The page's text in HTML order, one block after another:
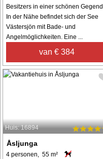
Besitzers in einer schönen Gegend.
In der Nähe befindet sich der See
Västersjön mit Bade- und
Angelmöglichkeiten. Eine ...
van € 384
Huis: 16894
Åsljunga
4 personen, 55 m²